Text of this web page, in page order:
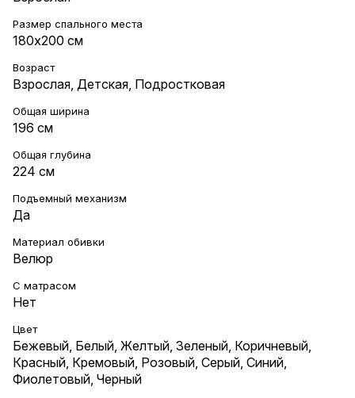
Размер спального места
180х200 см
Возраст
Взрослая Детская Подростковая
Общая ширина
196 см
Общая глубина
224 см
Подъемный механизм
Да
Материал обивки
Велюр
С матрасом
Нет
Цвет
Бежевый Белый Желтый Зеленый Коричневый
Красный Кремовый Розовый Серый Синий
Фиолетовый Черный